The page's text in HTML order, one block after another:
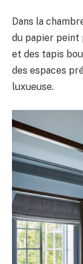
Dans la
du papier peint
et des tapis
des espaces
luxueuse.